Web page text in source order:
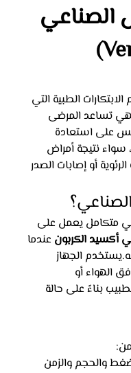
الصناعي
الطبية التي
تساعد المرضى
على استعادة
نتيجة أمراض
أو إصابات الصدر
متكامل يعمل على
أكسيد الكربون عندما
الجهاز
الهواء أو
بناءً على حالة
والحجم والزمن